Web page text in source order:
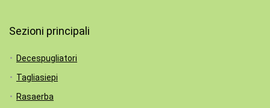
Sezioni principali
Decespugliatori
Tagliasiepi
Rasaerba